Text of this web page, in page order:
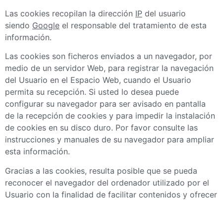
Las cookies recopilan la dirección IP del usuario
siendo Google el responsable del tratamiento de esta
información.
Las cookies son ficheros enviados a un navegador, por
medio de un servidor Web, para registrar la navegación
del Usuario en el Espacio Web, cuando el Usuario
permita su recepción. Si usted lo desea puede
configurar su navegador para ser avisado en pantalla
de la recepción de cookies y para impedir la instalación
de cookies en su disco duro. Por favor consulte las
instrucciones y manuales de su navegador para ampliar
esta información.
Gracias a las cookies, resulta posible que se pueda
reconocer el navegador del ordenador utilizado por el
Usuario con la finalidad de facilitar contenidos y ofrecer